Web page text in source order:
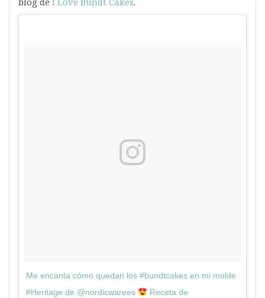
Me encanta cómo quedan los #bundtcakes en mi molde
#Heritage de @nordicwarees
Receta de